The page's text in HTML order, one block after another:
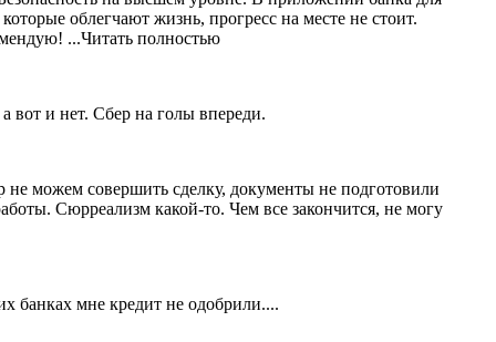
облегчают жизнь, прогресс на месте не стоит.
...Читать полностью
вот и нет. Сбер на голы впереди.
можем совершить сделку, документы не подготовили
Сюрреализм какой-то. Чем все закончится, не могу
банках мне кредит не одобрили....